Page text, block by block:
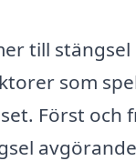
till stängsel
som
Först och